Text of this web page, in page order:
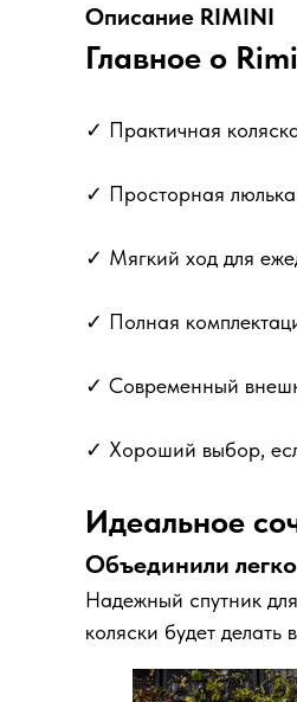
Описание RIMINI
Главное о
✓ Практичная
✓ Просторная
✓ Мягкий ход для
✓ Полная
✓ Современный
✓ Хороший выбор,
Идеальное
Объединили
Надежный спутник
коляски будет